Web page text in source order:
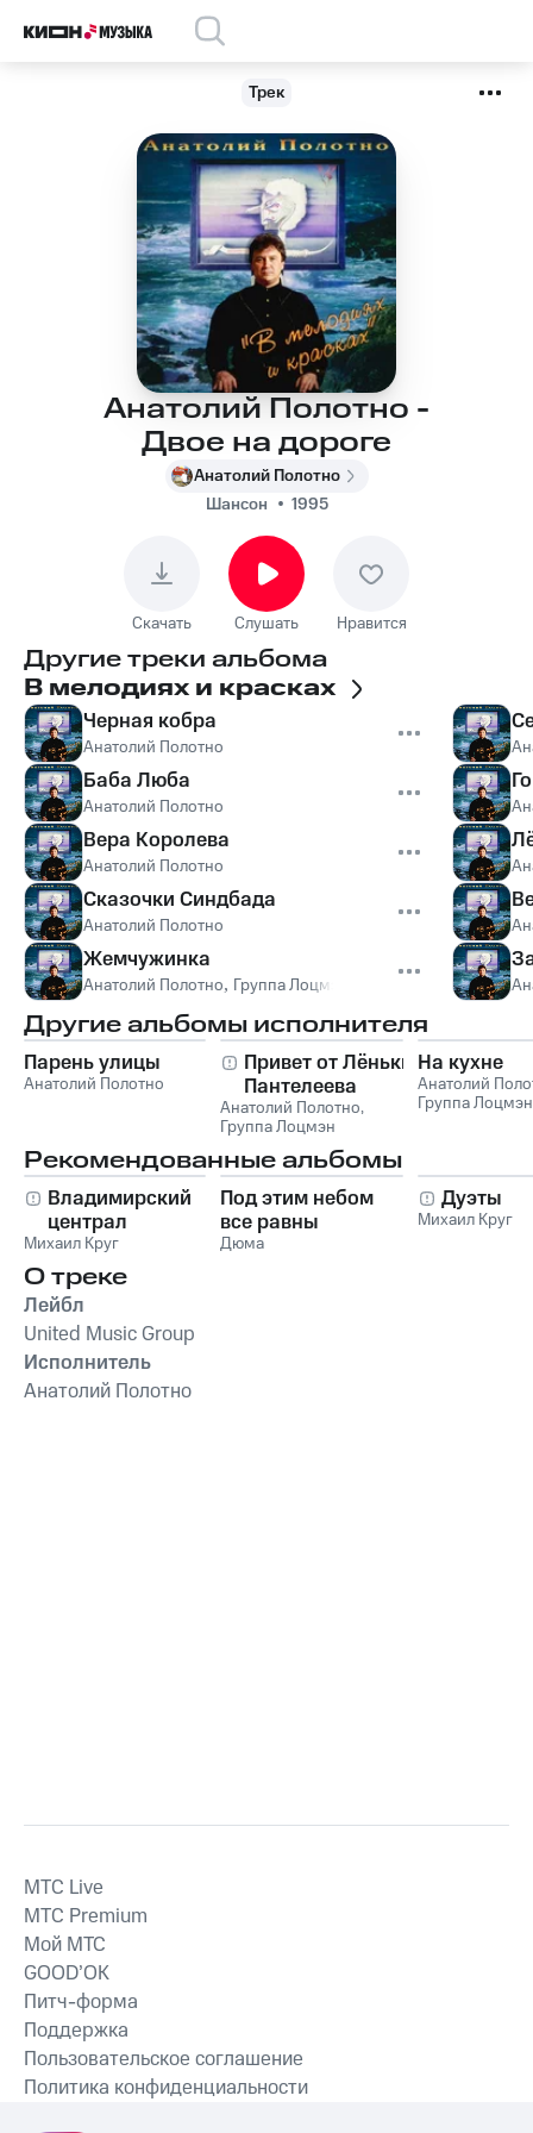
Трек
Анатолий Полотно -
Двое на дороге
Анатолий Полотно
Шансон
1995
Скачать Слушать Нравится
Другие треки альбома
В мелодиях и красках
Черная кобра
Анатолий Полотно
Баба Люба
Анатолий Полотно
Вера Королева
Анатолий Полотно
Сказочки Синдбада
Анатолий Полотно
Жемчужинка
Анатолий Полотно, Группа Лоцмэн
Другие альбомы исполнителя
Парень улицы
Анатолий Полотно
Привет от Лёньки
Пантелеева
Анатолий Полотно,
Группа Лоцмэн
На кухне
Анатолий
Группа Лоцмэн
Рекомендованные альбомы
Владимирский
централ
Михаил Круг
Под этим небом
все равны
Дюма
Дуэты
Михаил Круг
О треке
Лейбл
United Music Group
Исполнитель
Анатолий Полотно
MTС Live
MTС Premium
Мой МТС
GOOD’OK
Питч-форма
Поддержка
Пользовательское соглашение
Политика конфиденциальности